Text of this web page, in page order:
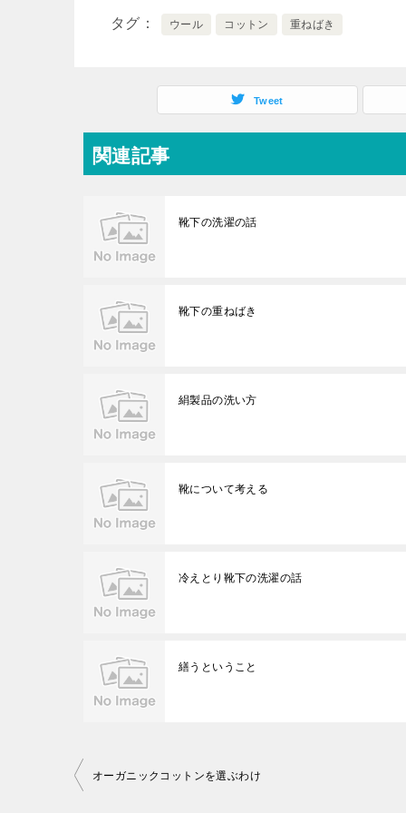
タグ ウール コットン 重ねばき
Tweet
関連記事
靴下の洗濯の話
靴下の重ねばき
絹製品の洗い方
靴について考える
冷えとり靴下の洗濯の話
繕うということ
投
オーガニックコットンを選ぶわけ